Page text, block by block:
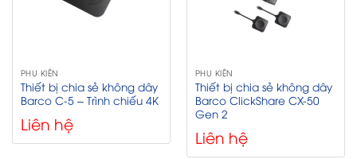
PHỤ KIỆN
Thiết bị chia sẻ không dây
Barco C-5 – Trình chiếu 4K
Liên hệ
PHỤ KIỆN
Thiết bị chia sẻ không dây
Barco ClickShare CX-50
Gen 2
Liên hệ